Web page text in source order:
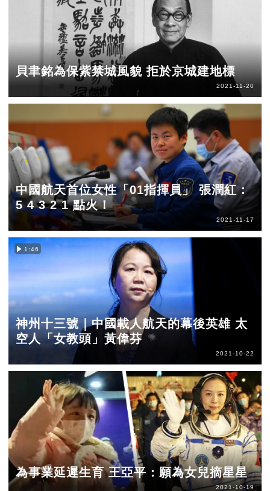
貝聿銘為保紫禁城風貌 拒於京城建地標
2021-11-20
中國航天首位女性「01指揮員」 張潤紅：
5 4 3 2 1 點火！
2021-11-17
1:46
神州十三號｜中國載人航天的幕後英雄 太
空人「女教頭」黃偉芬
2021-10-22
為事業延遲生育 王亞平：願為女兒摘星星
2021-10-19